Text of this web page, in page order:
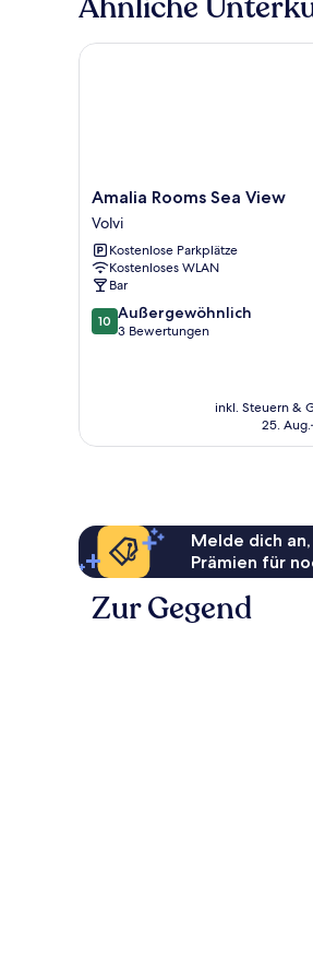
Amalia
Rooms
Sea
View
Volvi
Amalia Rooms Sea View
Volvi
Kostenlose Parkplätze
Kostenloses WLAN
Bar
10.0
von
10 Außergewöhnlich
3 Bewertungen
inkl. Steuern &
25.
Amalia Rooms Sea View
Melde dich
Prämien für
Zur Gegend